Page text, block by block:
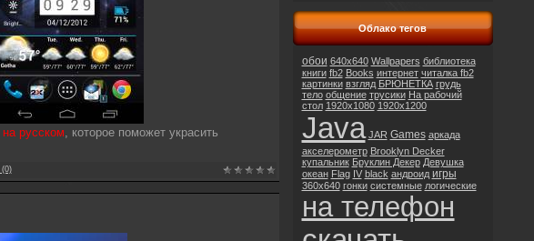
на русском , которое поможет украсить
(0)
Облако тегов
обои 640x640 Wallpapers библиотека
книги fb2 Books интернет читалка fb2
картинки взгляд БРЮНЕТКА грудь
тело общение трусики На рабочий
стол 1920x1080 1920x1200
Java JAR Games аркада
акселерометр Brooklyn Decker
купальник Бруклин Декер Девушка
океан Flag IV black андроид игры
360x640 гонки системные логические
на телефон